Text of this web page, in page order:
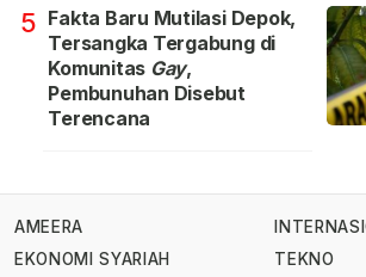
5 Fakta Baru Mutilasi Depok,
Tersangka Tergabung di
Komunitas Gay,
Pembunuhan Disebut
Terencana
AMEERA
EKONOMI SYARIAH
TEKNO